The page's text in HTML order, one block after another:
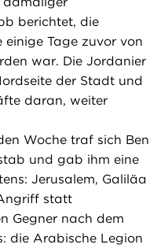
berichtet, die
Tage zuvor von
war. Die Jordanier
der Stadt und
daran, weiter
Woche traf sich Ben
und gab ihm eine
Jerusalem, Galiläa
statt
Gegner nach dem
die Arabische Legion